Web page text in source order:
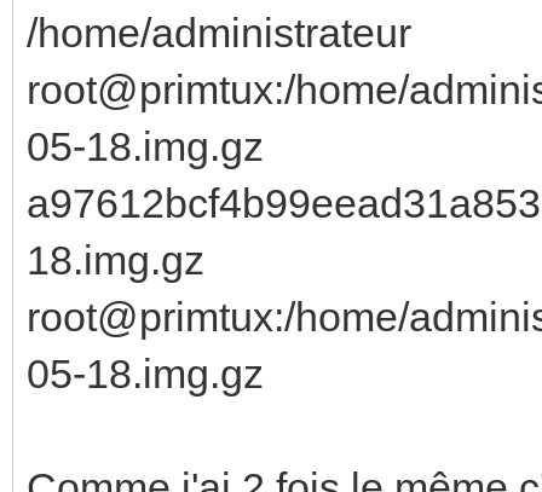
/home/administrateur
root@primtux:/home/
05-18.img.gz
18.img.gz
root@primtux:/home/
05-18.img.gz